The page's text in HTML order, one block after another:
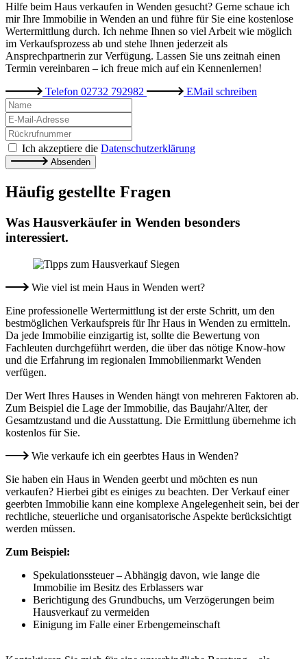
Hilfe beim Haus verkaufen in Wenden gesucht? Gerne schaue ich
mir Ihre Immobilie in Wenden an und führe für Sie eine kostenlose
Wertermittlung durch. Ich nehme Ihnen so viel Arbeit wie möglich
im Verkaufsprozess ab und stehe Ihnen jederzeit als
Ansprechpartnerin zur Verfügung. Lassen Sie uns zeitnah einen
Termin vereinbaren – ich freue mich auf ein Kennenlernen!
Telefon 02732 792982 EMail schreiben
Ich akzeptiere die Datenschutzerklärung
Absenden
Häufig gestellte Fragen
Was Hausverkäufer in Wenden besonders
interessiert.
Wie viel ist mein Haus in Wenden wert?
Eine professionelle Wertermittlung ist der erste Schritt, um den
bestmöglichen Verkaufspreis für Ihr Haus in Wenden zu ermitteln.
Da jede Immobilie einzigartig ist, sollte die Bewertung von
Fachleuten durchgeführt werden, die über das nötige Know-how
und die Erfahrung im regionalen Immobilienmarkt Wenden
verfügen.
Der Wert Ihres Hauses in Wenden hängt von mehreren Faktoren ab.
Zum Beispiel die Lage der Immobilie, das Baujahr/Alter, der
Gesamtzustand und die Ausstattung. Die Ermittlung übernehme ich
kostenlos für Sie.
Wie verkaufe ich ein geerbtes Haus in Wenden?
Sie haben ein Haus in Wenden geerbt und möchten es nun
verkaufen? Hierbei gibt es einiges zu beachten. Der Verkauf einer
geerbten Immobilie kann eine komplexe Angelegenheit sein, bei der
rechtliche, steuerliche und organisatorische Aspekte berücksichtigt
werden müssen.
Zum Beispiel:
Spekulationssteuer – Abhängig davon, wie lange die
Immobilie im Besitz des Erblassers war
Berichtigung des Grundbuchs, um Verzögerungen beim
Hausverkauf zu vermeiden
Einigung im Falle einer Erbengemeinschaft